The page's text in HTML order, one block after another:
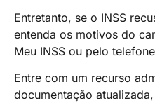
Entretanto, se o INSS
entenda os motivos do
Meu INSS ou pelo
Entre com um recurso
documentação